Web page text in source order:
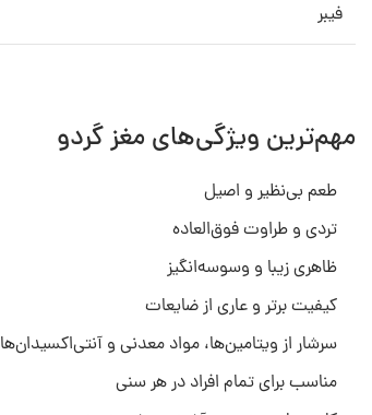
فیبر
مهم‌ترین ویژگی‌های مغز گردو
طعم بی‌نظیر و اصیل
تردی و طراوت فوق‌العاده
ظاهری زیبا و وسوسه‌انگیز
کیفیت برتر و عاری از ضایعات
سرشار از ویتامین‌ها، مواد معدنی و آنتی‌اکسیدان‌ها
مناسب برای تمام افراد در هر سنی